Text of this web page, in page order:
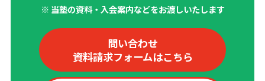
※ 当塾の資料・入会案内などをお渡しいたします
問い合わせ
資料請求フォームはこちら